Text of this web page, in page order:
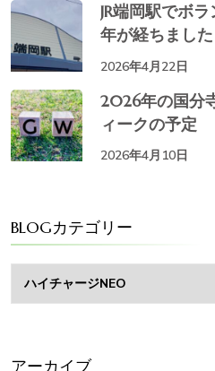
JR端岡駅でボ
年が経ちました
2026年4月22日
2026年の国分
ィークの予定
2026年4月10日
BLOGカテゴリー
カ
テ
ー
アーカイブ